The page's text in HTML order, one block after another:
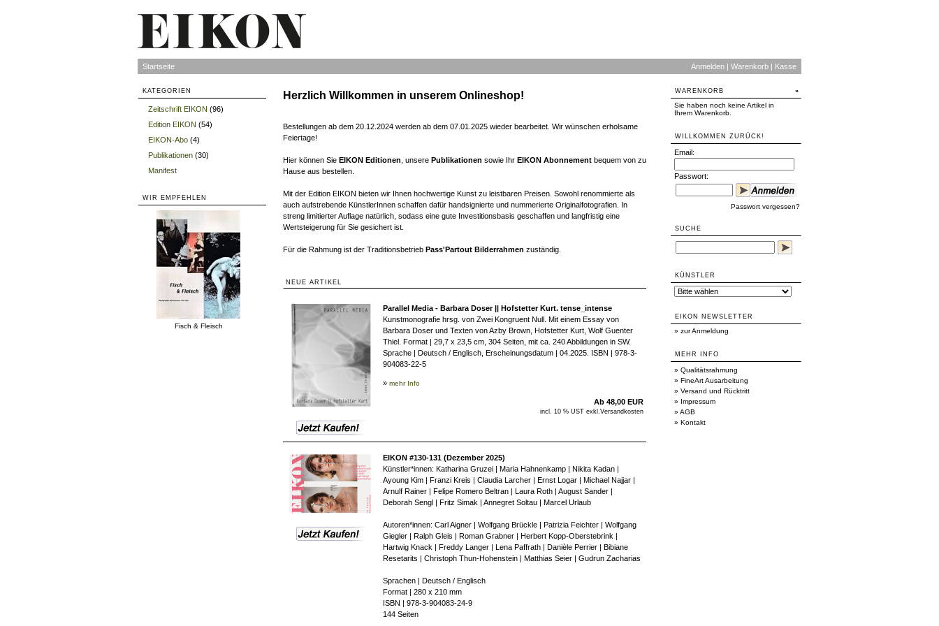
Startseite Anmelden | Warenkorb | Kasse
KATEGORIEN
Zeitschrift EIKON (96)
Edition EIKON (54)
EIKON-Abo (4)
Publikationen (30)
Manifest
WIR EMPFEHLEN
Fisch & Fleisch
Herzlich Willkommen in unserem Onlineshop!
Bestellungen ab dem 20.12.2024 werden ab dem 07.01.2025 wieder bearbeitet. Wir wünschen erholsame
Feiertage!
Hier können Sie EIKON Editionen , unsere Publikationen sowie Ihr EIKON Abonnement bequem von zu
Hause aus bestellen.
Mit der Edition EIKON bieten wir Ihnen hochwertige Kunst zu leistbaren Preisen. Sowohl renommierte als
auch aufstrebende KünstlerInnen schaffen dafür handsignierte und nummerierte Originalfotografien. In
streng limitierter Auflage natürlich, sodass eine gute Investitionsbasis geschaffen und langfristig eine
Wertsteigerung für Sie gesichert ist.
Für die Rahmung ist der Traditionsbetrieb Pass'Partout Bilderrahmen zuständig.
NEUE ARTIKEL
Parallel Media - Barbara Doser || Hofstetter Kurt. tense_intense
Kunstmonografie hrsg. von Zwei Kongruent Null. Mit einem Essay von
Barbara Doser und Texten von Azby Brown, Hofstetter Kurt, Wolf Guenter
Thiel. Format | 29,7 x 23,5 cm, 304 Seiten, mit ca. 240 Abbildungen in SW.
Sprache | Deutsch / Englisch, Erscheinungsdatum | 04.2025. ISBN | 978-3-
904083-22-5
» mehr Info
Ab 48,00 EUR
incl. 10 % UST exkl.Versandkosten
EIKON #130-131 (Dezember 2025)
Künstler*innen: Katharina Gruzei | Maria Hahnenkamp | Nikita Kadan |
Ayoung Kim | Franzi Kreis | Claudia Larcher | Ernst Logar | Michael Najjar |
Arnulf Rainer | Felipe Romero Beltran | Laura Roth | August Sander |
Deborah Sengl | Fritz Simak | Annegret Soltau | Marcel Urlaub
Autoren*innen: Carl Aigner | Wolfgang Brückle | Patrizia Feichter | Wolfgang
Giegler | Ralph Gleis | Roman Grabner | Herbert Kopp-Oberstebrink |
Hartwig Knack | Freddy Langer | Lena Paffrath | Danièle Perrier | Bibiane
Resetarits | Christoph Thun-Hohenstein | Matthias Seier | Gudrun Zacharias
Sprachen | Deutsch / Englisch
Format | 280 x 210 mm
ISBN | 978-3-904083-24-9
144 Seiten
WARENKORB »
Sie haben noch keine Artikel in
Ihrem Warenkorb.
WILLKOMMEN ZURÜCK!
Email:
Passwort:
Passwort vergessen?
SUCHE
KÜNSTLER
EIKON NEWSLETTER
» zur Anmeldung
MEHR INFO
» Qualitätsrahmung
» FineArt Ausarbeitung
» Versand und Rücktritt
» Impressum
» AGB
» Kontakt